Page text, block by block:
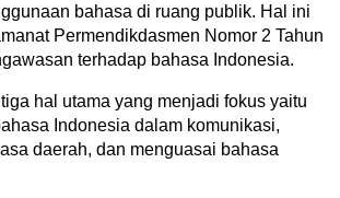
bahasa di ruang publik. Hal ini
Permendikdasmen Nomor 2 Tahun
terhadap bahasa Indonesia.
hal utama yang menjadi fokus yaitu
Indonesia dalam komunikasi,
daerah, dan menguasai bahasa